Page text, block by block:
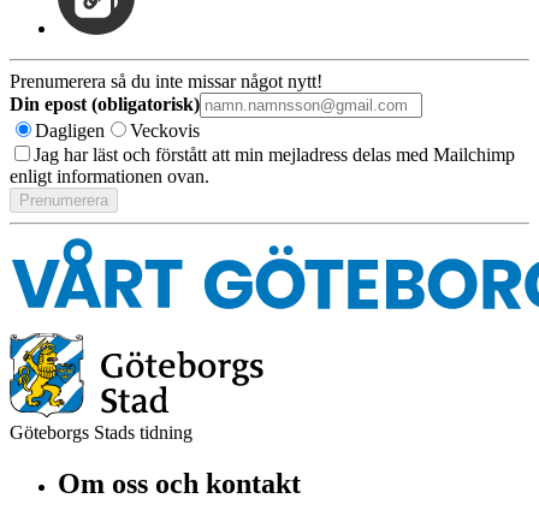
Prenumerera så du inte missar något nytt!
Din epost (obligatorisk)
Dagligen
Veckovis
Jag har läst och förstått att min mejladress delas med Mailchimp
enligt informationen ovan.
Göteborgs Stads tidning
Om oss och kontakt